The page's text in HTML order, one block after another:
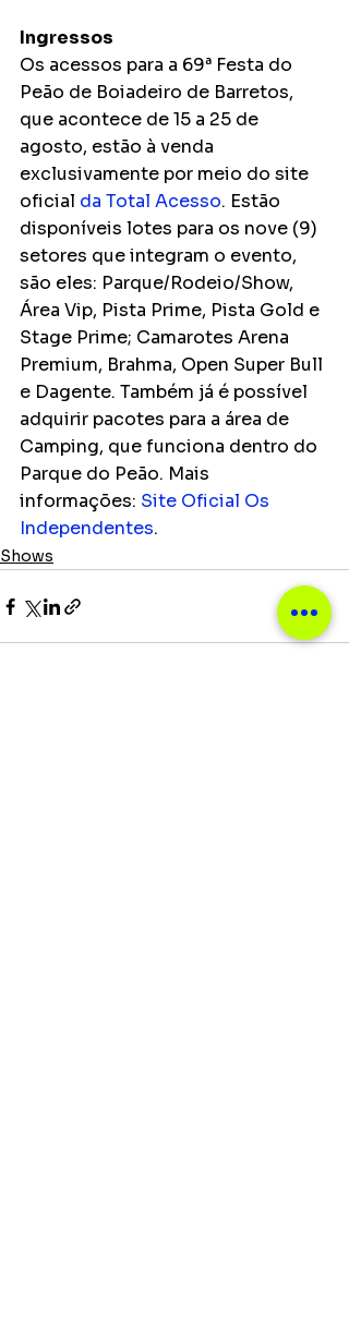
Ingressos
Os acessos para a 69ª Festa do
Peão de Boiadeiro de Barretos,
que acontece de 15 a 25 de
agosto, estão à venda
exclusivamente por meio do site
oficial da Total Acesso. Estão
disponíveis lotes para os nove (9)
setores que integram o evento,
são eles: Parque/Rodeio/Show,
Área Vip, Pista Prime, Pista Gold e
Stage Prime; Camarotes Arena
Premium, Brahma, Open Super Bull
e Dagente. Também já é possível
adquirir pacotes para a área de
Camping, que funciona dentro do
Parque do Peão. Mais
informações: Site Oficial Os
Independentes.
Shows